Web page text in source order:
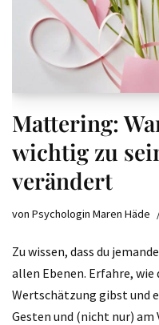
Mattering:
wichtig zu
verändert
von Psychologin Maren Häde
Zu wissen, dass du
allen Ebenen. Erfahre,
Wertschätzung gibst und
Gesten und (nicht nur)